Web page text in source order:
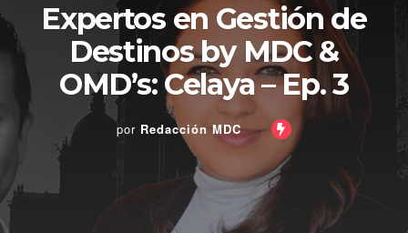
Expertos en Gestión de
Destinos by MDC &
OMD’s: Celaya – Ep. 3
por Redacción MDC